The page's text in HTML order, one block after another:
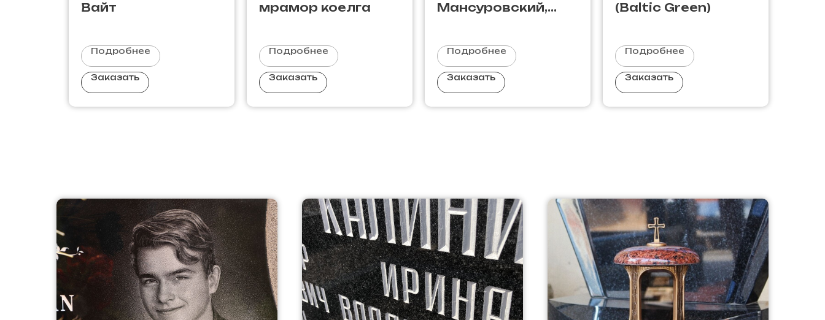
Вайт
Подробнее
Заказать
мрамор коелга
Подробнее
Заказать
Мансуровский,
Подробнее
Заказать
(Baltic Green)
Подробнее
Заказать